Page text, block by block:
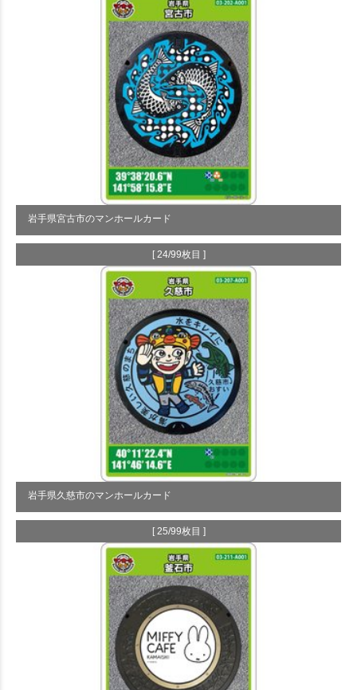
岩手県宮古市のマンホールカード
[ 24/99枚目 ]
岩手県久慈市のマンホールカード
[ 25/99枚目 ]